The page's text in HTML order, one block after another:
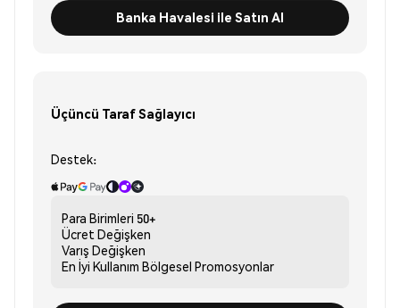
Banka Havalesi ile Satın Al
Üçüncü Taraf Sağlayıcı
Destek:
Para Birimleri 50+
Ücret Değişken
Varış Değişken
En İyi Kullanım Bölgesel Promosyonlar